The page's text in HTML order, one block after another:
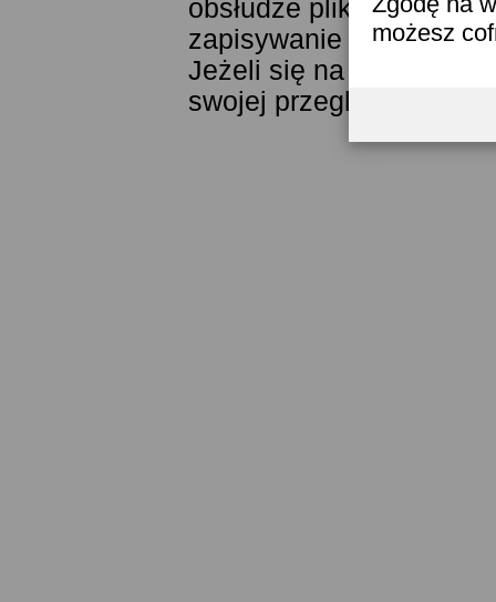
możesz
obsłudze plików
zapisywanie ich w
Jeżeli się na to nie
swojej przeglądarki.